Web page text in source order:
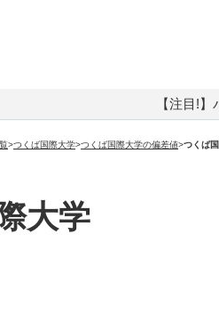
【注目!
>つくば国際大学>つくば国際大学の偏差値>つくば
大学